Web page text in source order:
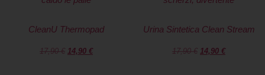
CleanU Thermopad
17,90€ 14,90 €
Urina Sintetica Clean Stream
17,90€ 14,90 €